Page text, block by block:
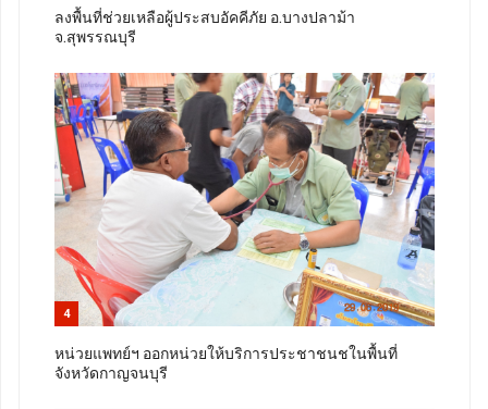
ลงพื้นที่ช่วยเหลือผู้ประสบอัคคีภัย อ.บางปลาม้า
จ.สุพรรณบุรี
4
หน่วยแพทย์ฯ ออกหน่วยให้บริการประชาชนชในพื้นที่
จังหวัดกาญจนบุรี